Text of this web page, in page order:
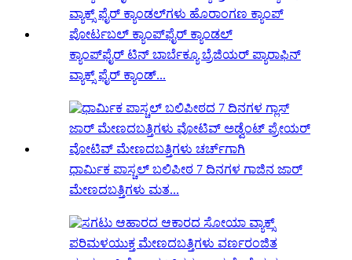
ಕ್ಯಾಂಪ್‌ಫೈರ್ ಟಿನ್ ಬಾರ್ಬೆಕ್ಯೂ ಬ್ರೆಜಿಯರ್ ಪ್ಯಾರಾಫಿನ್
ವ್ಯಾಕ್ಸ್ ಫೈರ್ ಕ್ಯಾಂಡ್...
ಧಾರ್ಮಿಕ ಪಾಸ್ಚಲ್ ಬಲಿಪೀಠ 7 ದಿನಗಳ ಗಾಜಿನ ಜಾರ್
ಮೇಣದಬತ್ತಿಗಳು ಮತ...